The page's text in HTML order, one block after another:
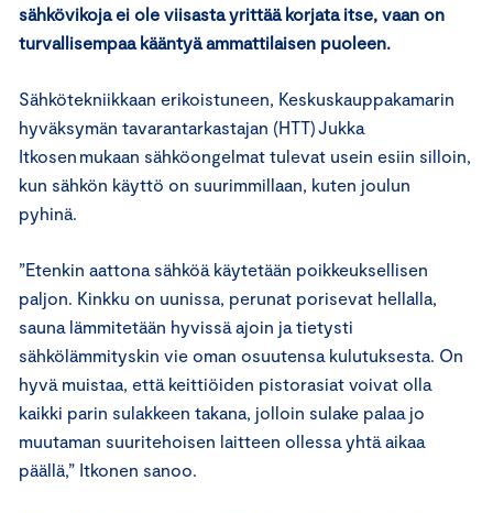
sähkövikoja ei ole viisasta yrittää korjata itse, vaan on
turvallisempaa kääntyä ammattilaisen puoleen.
Sähkötekniikkaan erikoistuneen, Keskuskauppakamarin
hyväksymän tavarantarkastajan (HTT) Jukka
Itkosen mukaan sähköongelmat tulevat usein esiin silloin,
kun sähkön käyttö on suurimmillaan, kuten joulun
pyhinä.
”Etenkin aattona sähköä käytetään poikkeuksellisen
paljon. Kinkku on uunissa, perunat porisevat hellalla,
sauna lämmitetään hyvissä ajoin ja tietysti
sähkölämmityskin vie oman osuutensa kulutuksesta. On
hyvä muistaa, että keittiöiden pistorasiat voivat olla
kaikki parin sulakkeen takana, jolloin sulake palaa jo
muutaman suuritehoisen laitteen ollessa yhtä aikaa
päällä,” Itkonen sanoo.